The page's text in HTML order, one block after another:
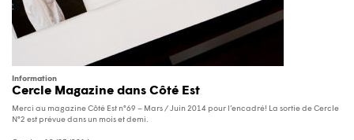
Information
Cercle Magazine dans Côté Est
Merci au magazine Côté Est n°69 – Mars / Juin 2014 pour l’encadré! La sortie de Cercle
N°2 est prévue dans un mois et demi.